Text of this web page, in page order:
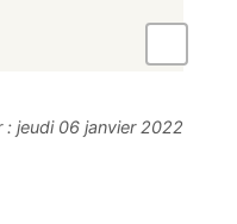
: jeudi 06 janvier 2022